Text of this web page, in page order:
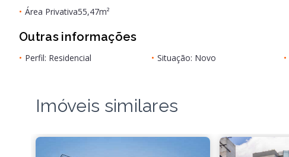
• Área Privativa55,47m²
Outras informações
• Perfil: Residencial • Situação: Novo •
Imóveis similares